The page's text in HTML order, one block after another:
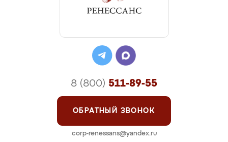
8 (800) 511-89-55
ОБРАТНЫЙ ЗВОНОК
corp-renessans@yandex.ru